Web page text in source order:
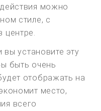
можно
стиле, с
центре.
вы установите эту
быть очень
отображать на
место,
всего